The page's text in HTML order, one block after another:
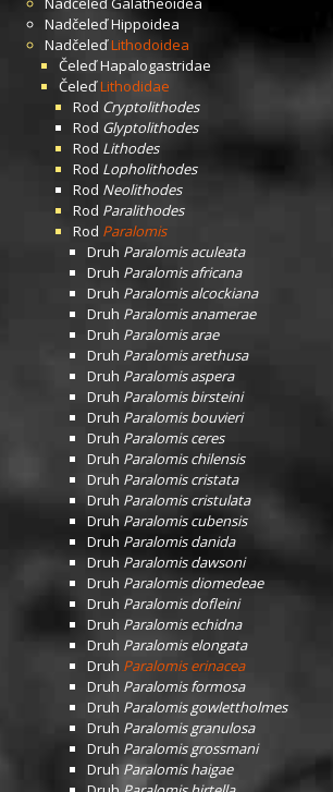
NadčeleďHippoidea
NadčeleďLithodoidea
ČeleďHapalogastridae
ČeleďLithodidae
Rod Cryptolithodes
Rod Glyptolithodes
Rod Lithodes
Rod Lopholithodes
Rod Neolithodes
Rod Paralithodes
Rod Paralomis
Druh Paralomis aculeata
Druh Paralomis africana
Druh Paralomis alcockiana
Druh Paralomis anamerae
Druh Paralomis arae
Druh Paralomis arethusa
Druh Paralomis aspera
Druh Paralomis birsteini
Druh Paralomis bouvieri
Druh Paralomis ceres
Druh Paralomis chilensis
Druh Paralomis cristata
Druh Paralomis cristulata
Druh Paralomis cubensis
Druh Paralomis danida
Druh Paralomis dawsoni
Druh Paralomis diomedeae
Druh Paralomis dofleini
Druh Paralomis echidna
Druh Paralomis elongata
Druh Paralomis erinacea
Druh Paralomis formosa
Druh Paralomis gowlettholmes
Druh Paralomis granulosa
Druh Paralomis grossmani
DruhParalomis haigae